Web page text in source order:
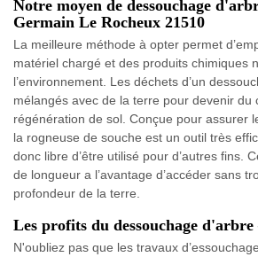
Notre moyen de dessouchage
Germain Le Rocheux 21510
La meilleure méthode à opter permet
matériel chargé et des produits chimiques
l’environnement. Les déchets d’un
mélangés avec de la terre pour devenir du
régénération de sol. Conçue pour assurer
la rogneuse de souche est un outil très
donc libre d’être utilisé pour d’autres fins.
de longueur a l’avantage d’accéder sans
profondeur de la terre.
Les profits du dessouchage d'arbre
N'oubliez pas que les travaux